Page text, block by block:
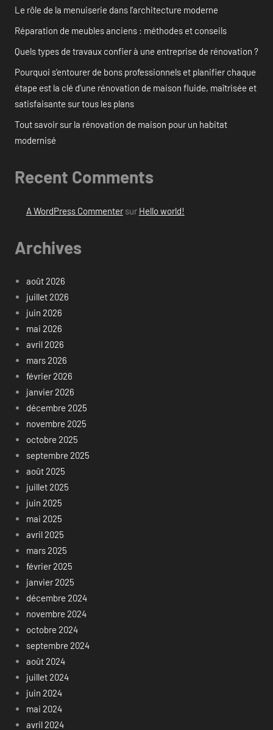
Le rôle de la menuiserie dans l’architecture moderne
Réparation de meubles anciens : méthodes et conseils
Quels types de travaux confier à une entreprise de rénovation ?
Pourquoi s’entourer de bons professionnels et planifier chaque
étape est la clé d’une rénovation de maison fluide, maîtrisée et
satisfaisante sur tous les plans
Tout savoir sur la rénovation de maison pour un habitat
modernisé
Recent Comments
A WordPress Commentersur Hello world!
Archives
août 2026
juillet 2026
juin 2026
mai 2026
avril 2026
mars 2026
février 2026
janvier 2026
décembre 2025
novembre 2025
octobre 2025
septembre 2025
août 2025
juillet 2025
juin 2025
mai 2025
avril 2025
mars 2025
février 2025
janvier 2025
décembre 2024
novembre 2024
octobre 2024
septembre 2024
août 2024
juillet 2024
juin 2024
mai 2024
avril 2024